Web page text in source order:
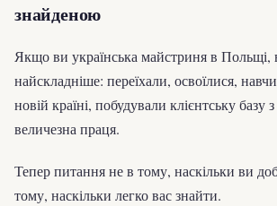
знайденою
Якщо ви українська майстриня в Польщі,
найскладніше: переїхали, освоїлися,
новій країні, побудували клієнтську базу
величезна праця.
Тепер питання не в тому, наскільки ви
тому, наскільки легко вас знайти.